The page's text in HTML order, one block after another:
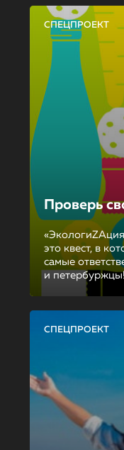
СПЕЦПРОЕКТ
Проверь
это квест, в
самые
и петербуржцы!
СПЕЦПРОЕКТ